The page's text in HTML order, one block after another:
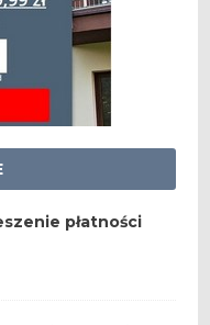
płatności